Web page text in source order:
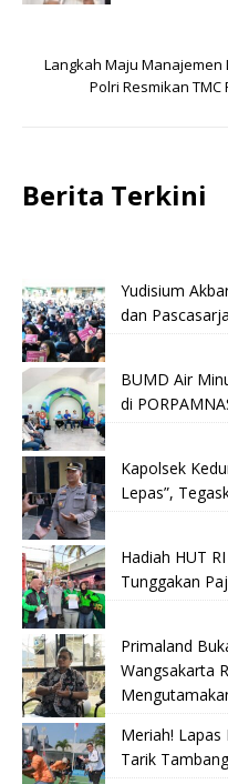
Langkah Maju Manajemen
Polri Resmikan
Berita Terkini
Yudisium
dan
BUMD Air
di
Kapolsek
Lepas”,
Hadiah HUT
Tunggakan
Primaland
Wangsakarta
Meriah! Lapas
Tarik